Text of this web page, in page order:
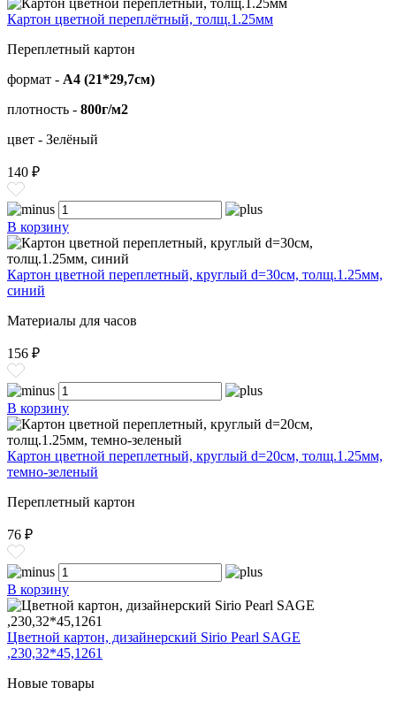
Картон цветной переплётный, толщ.1.25мм
Переплетный картон
формат - А4 (21*29,7см)
плотность - 800г/м2
цвет - Зелёный
140 ₽
В корзину
Картон цветной переплетный, круглый d=30см, толщ.1.25мм,
синий
Материалы для часов
156 ₽
В корзину
Картон цветной переплетный, круглый d=20см, толщ.1.25мм,
темно-зеленый
Переплетный картон
76 ₽
В корзину
Цветной картон, дизайнерский Sirio Pearl SAGE
,230,32*45,1261
Новые товары